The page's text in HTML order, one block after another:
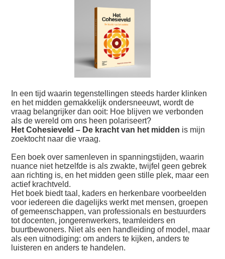
In een tijd waarin tegenstellingen steeds harder klinken
en het midden gemakkelijk ondersneeuwt, wordt de
vraag belangrijker dan ooit: Hoe blijven we verbonden
als de wereld om ons heen polariseert?
Het Cohesieveld – De kracht van het midden is mijn
zoektocht naar die vraag.
Een boek over samenleven in spanningstijden, waarin
nuance niet hetzelfde is als zwakte, twijfel geen gebrek
aan richting is, en het midden geen stille plek, maar een
actief krachtveld.
Het boek biedt taal, kaders en herkenbare voorbeelden
voor iedereen die dagelijks werkt met mensen, groepen
of gemeenschappen, van professionals en bestuurders
tot docenten, jongerenwerkers, teamleiders en
buurtbewoners. Niet als een handleiding of model, maar
als een uitnodiging: om anders te kijken, anders te
luisteren en anders te handelen.